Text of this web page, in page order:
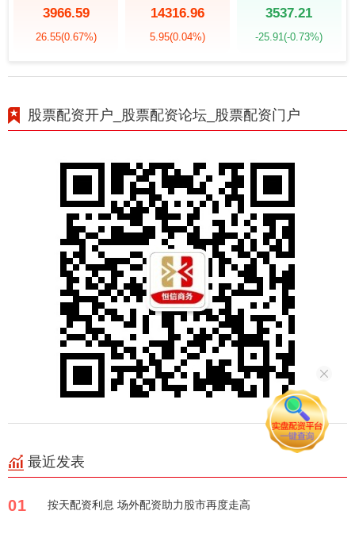
3966.59
26.55(0.67%)
14316.96
5.95(0.04%)
3537.21
-25.91(-0.73%)
股票配资开户_股票配资论坛_股票配资门户
最近发表
01 按天配资利息 场外配资助力股市再度走高